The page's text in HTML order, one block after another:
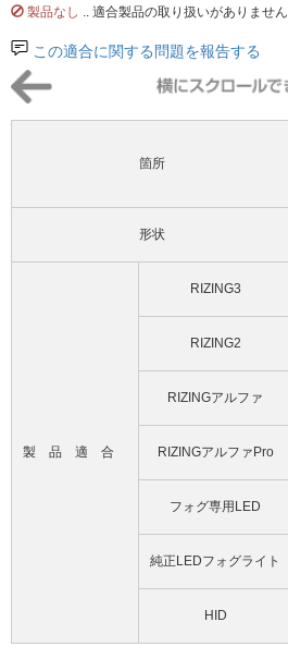
製品なし .. 適合製品の取り扱いがありません
この適合に関する問題を報告する
箇所
形状
製品適合
RIZING3
RIZING2
RIZINGアルファ
RIZINGアルファPro
フォグ専用LED
純正LEDフォグライト
HID